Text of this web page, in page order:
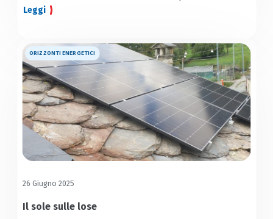
riscaldamento, acqua calda e cucina
Leggi
ORIZZONTI ENERGETICI
26 Giugno 2025
Il sole sulle lose